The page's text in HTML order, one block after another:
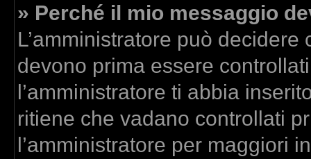
» Perché il mio messaggio
L’amministratore può
devono prima essere
l’amministratore ti abbia
ritiene che vadano controllati
l’amministratore per maggiori